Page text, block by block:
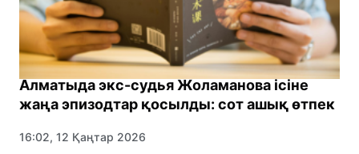
Алматыда экс-судья Жоламанова ісіне
жаңа эпизодтар қосылды: сот ашық өтпек
16:02, 12 Қаңтар 2026